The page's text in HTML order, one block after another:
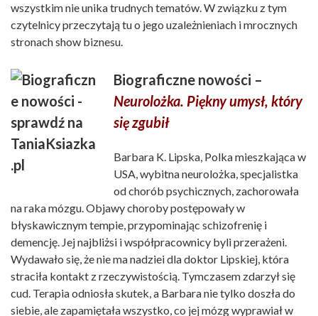
wszystkim nie unika trudnych tematów. W związku z tym
czytelnicy przeczytają tu o jego uzależnieniach i mrocznych
stronach show biznesu.
Biograficzne nowości –
Neurolożka. Piękny umysł, który
się zgubił
Barbara K. Lipska, Polka mieszkająca w
USA, wybitna neurolożka, specjalistka
od chorób psychicznych, zachorowała
na raka mózgu. Objawy choroby postępowały w
błyskawicznym tempie, przypominając schizofrenię i
demencję. Jej najbliżsi i współpracownicy byli przerażeni.
Wydawało się, że nie ma nadziei dla doktor Lipskiej, która
straciła kontakt z rzeczywistością. Tymczasem zdarzył się
cud. Terapia odniosła skutek, a Barbara nie tylko doszła do
siebie, ale zapamiętała wszystko, co jej mózg wyprawiał w